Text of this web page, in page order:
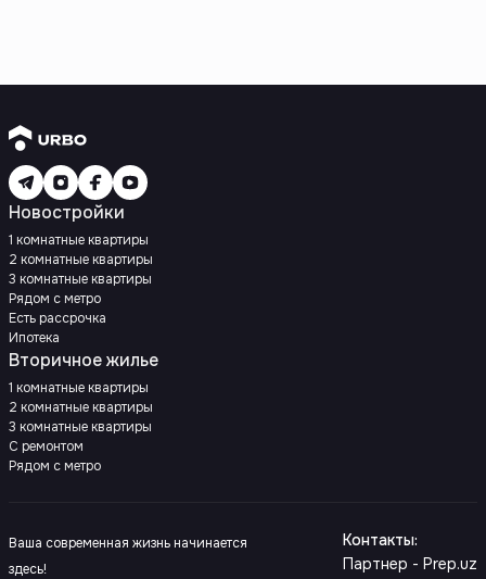
Новостройки
1 комнатные квартиры
2 комнатные квартиры
3 комнатные квартиры
Рядом с метро
Есть рассрочка
Ипотека
Вторичное жилье
1 комнатные квартиры
2 комнатные квартиры
3 комнатные квартиры
С ремонтом
Рядом с метро
Ваша современная жизнь начинается
здесь!
Контакты:
Партнер - Prep.uz